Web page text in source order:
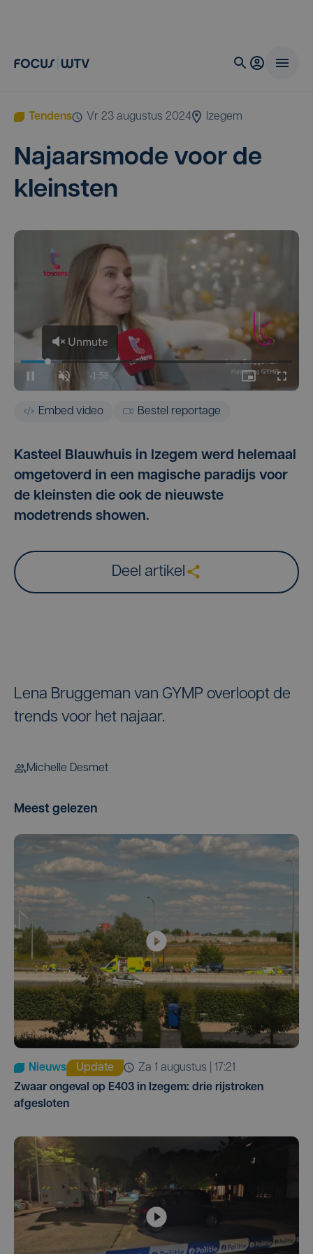
Tendens vr 23 augustus 2024 Izegem
Najaars­mo­de voor de
kleinsten
Embed video Bestel reportage
Kasteel Blauwhuis in Izegem werd helemaal
omgetoverd in een magische paradijs voor
de kleinsten die ook de nieuwste
modetrends showen.
Deel artikel
Lena Bruggeman van GYMP overloopt de
trends voor het najaar.
Michelle Desmet
Meest gelezen
Nieuws Update
za 1 augustus | 17:21
Zwaar ongeval op E403 in Izegem: drie rijstroken
afgesloten